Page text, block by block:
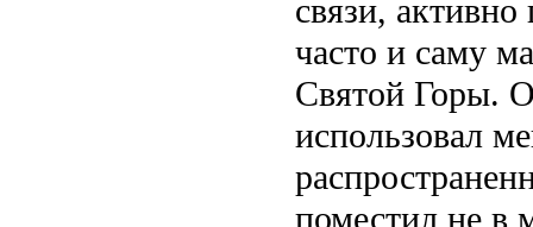
связи,
часто и саму
Святой Горы.
использовал
поместил не в